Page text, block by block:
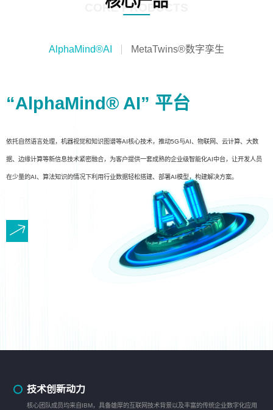
CORE PRODUCTS
AlphaMind®AI MetaTwins®数字孪生
“AlphaMind® AI” 平台
依托自然语言处理，机器视觉和知识图谱等AI核心技术，推动5G与AI、物联网、云计算、大数
据、边缘计算等新信息技术紧密融合，为客户提供一套成熟的企业级智能化AI中台，让开发人员
在少量的AI、算法知识的情况下利用行业数据轻松搭建、部署AI模型，构建解决方案。
技术创新动力
核心团队成员均来自IBM，具备雄厚的互联网技术背景以及丰富的传统企业数字化应用